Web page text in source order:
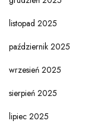
listopad 2025
październik 2025
wrzesień 2025
sierpień 2025
lipiec 2025